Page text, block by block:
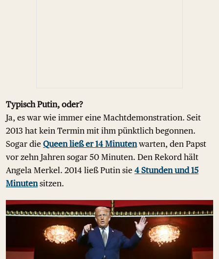
Typisch Putin, oder?
Ja, es war wie immer eine Machtdemonstration. Seit
2013 hat kein Termin mit ihm pünktlich begonnen.
Sogar die Queen ließ er 14 Minutenwarten, den Papst
vor zehn Jahren sogar 50 Minuten. Den Rekord hält
Angela Merkel. 2014 ließ Putin sie 4 Stunden und 15
Minutensitzen.